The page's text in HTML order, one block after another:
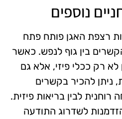
נוספים
רצפת האגן פותח פתח
בין גוף לנפש. כאשר
רק ככלי פיזי, אלא גם
ניתן להכיר בקשרים
רוחנית לבין בריאות פיזית.
לשדרוג התודעה